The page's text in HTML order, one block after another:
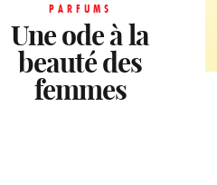
PARFUMS
Une ode à la
beauté des
femmes
PARFUMS
La lavande en
majesté
PARFUMS
Opulence et luxe